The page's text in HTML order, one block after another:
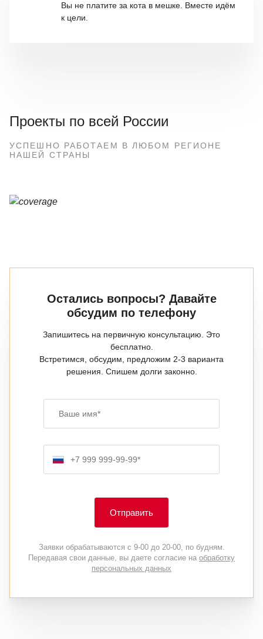
Вы не платите за кота в мешке. Вместе идём
к цели.
Проекты по всей России
УСПЕШНО РАБОТАЕМ В ЛЮБОМ РЕГИОНЕ
НАШЕЙ СТРАНЫ
Остались вопросы? Давайте
обсудим по телефону
Запишитесь на первичную консультацию. Это
бесплатно.
Встретимся, обсудим, предложим 2-3 варианта
решения. Спишем долги законно.
Отправить
Заявки обрабатываются с 9-00 до 20-00, по будням.
Передавая свои данные, вы даете согласие на обработку
персональных данных